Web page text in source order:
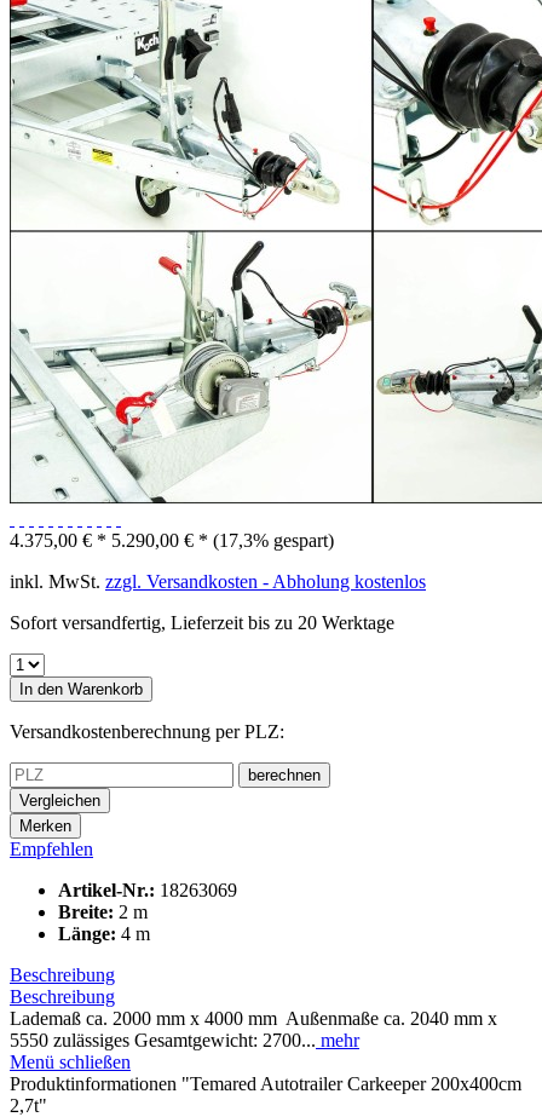
4.375,00 € * 5.290,00 € * (17,3% gespart)
inkl. MwSt. zzgl. Versandkosten - Abholung kostenlos
Sofort versandfertig, Lieferzeit bis zu 20 Werktage
In den Warenkorb
Versandkostenberechnung per PLZ:
berechnen
Vergleichen
Merken
Empfehlen
Artikel-Nr.: 18263069
Breite: 2 m
Länge: 4 m
Beschreibung
Beschreibung
Lademaß ca. 2000 mm x 4000 mm Außenmaße ca. 2040 mm x
5550 zulässiges Gesamtgewicht: 2700... mehr
Menü schließen
Produktinformationen "Temared Autotrailer Carkeeper 200x400cm
2,7t"